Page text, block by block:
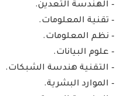
– الهندسة التعدين.
– تقنية المعلومات.
– نظم المعلومات.
– علوم البيانات.
– التقنية هندسة الشبكات.
– الموارد البشرية.